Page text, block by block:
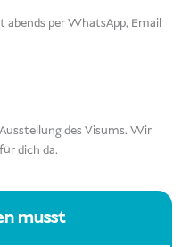
per WhatsApp, Email
des Visums. Wir
dich da.
musst